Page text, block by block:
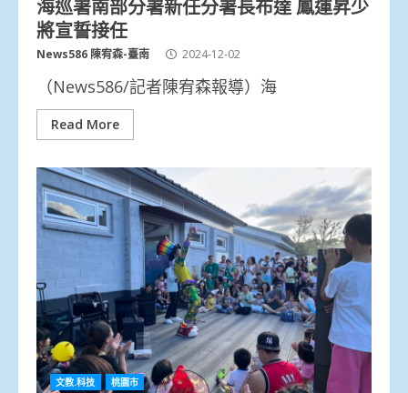
將宣誓接任
News586 陳宥森-臺南 2024-12-02
（News586/記者陳宥森報導）海
Read More
文教.科技 桃園市